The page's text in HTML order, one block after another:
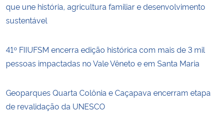
que une história, agricultura familiar e desenvolvimento
sustentável
41º FIIUFSM encerra edição histórica com mais de 3 mil
pessoas impactadas no Vale Vêneto e em Santa Maria
Geoparques Quarta Colônia e Caçapava encerram etapa
de revalidação da UNESCO